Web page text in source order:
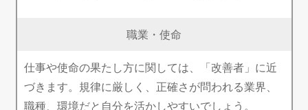
職業・使命
仕事や使命の果たし方に関しては、「改善者」に近
づきます。規律に厳しく、正確さが問われる業界、
職種、環境だと自分を活かしやすいでしょう。